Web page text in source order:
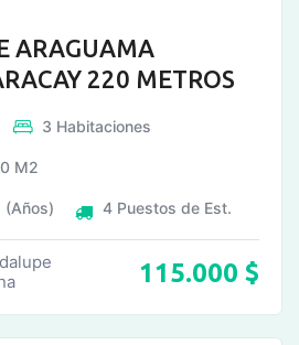
ARAGUAMA
220 METROS
3 Habitaciones
M2
(Años) 4 Puestos de Est.
115.000 $